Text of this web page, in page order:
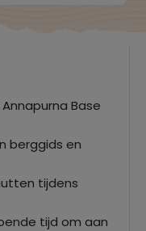
Base
berggids en
tijdens
tijd om aan